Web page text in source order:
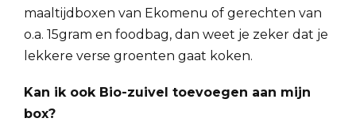
maaltijdboxen van Ekomenu of gerechten van
o.a. 15gram en foodbag, dan weet je zeker dat je
lekkere verse groenten gaat koken.
Kan ik ook Bio-zuivel toevoegen aan mijn
box?